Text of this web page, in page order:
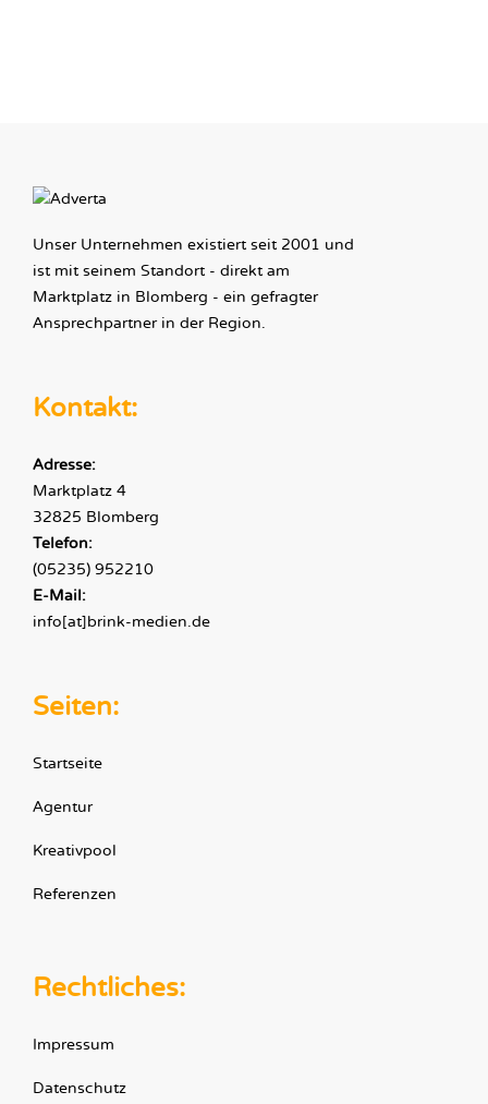
Unser Unternehmen existiert seit 2001 und
ist mit seinem Standort - direkt am
Marktplatz in Blomberg - ein gefragter
Ansprechpartner in der Region.
Kontakt:
Adresse:
Marktplatz 4
32825 Blomberg
Telefon:
(05235) 952210
E-Mail:
info[at]brink-medien.de
Seiten:
Startseite
Agentur
Kreativpool
Referenzen
Rechtliches:
Impressum
Datenschutz